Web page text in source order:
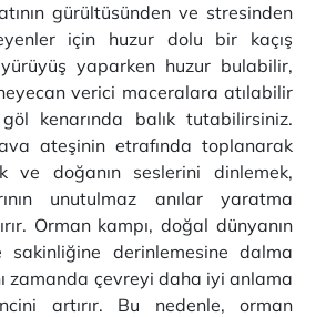
gürültüsünden ve stresinden
için huzur dolu bir kaçış
yaparken huzur bulabilir,
verici maceralara atılabilir
kenarında balık tutabilirsiniz.
ateşinin etrafında toplanarak
ve doğanın seslerini dinlemek,
unutulmaz anılar yaratma
Orman kampı, doğal dünyanın
sakinliğine derinlemesine dalma
zamanda çevreyi daha iyi anlama
artırır. Bu nedenle, orman